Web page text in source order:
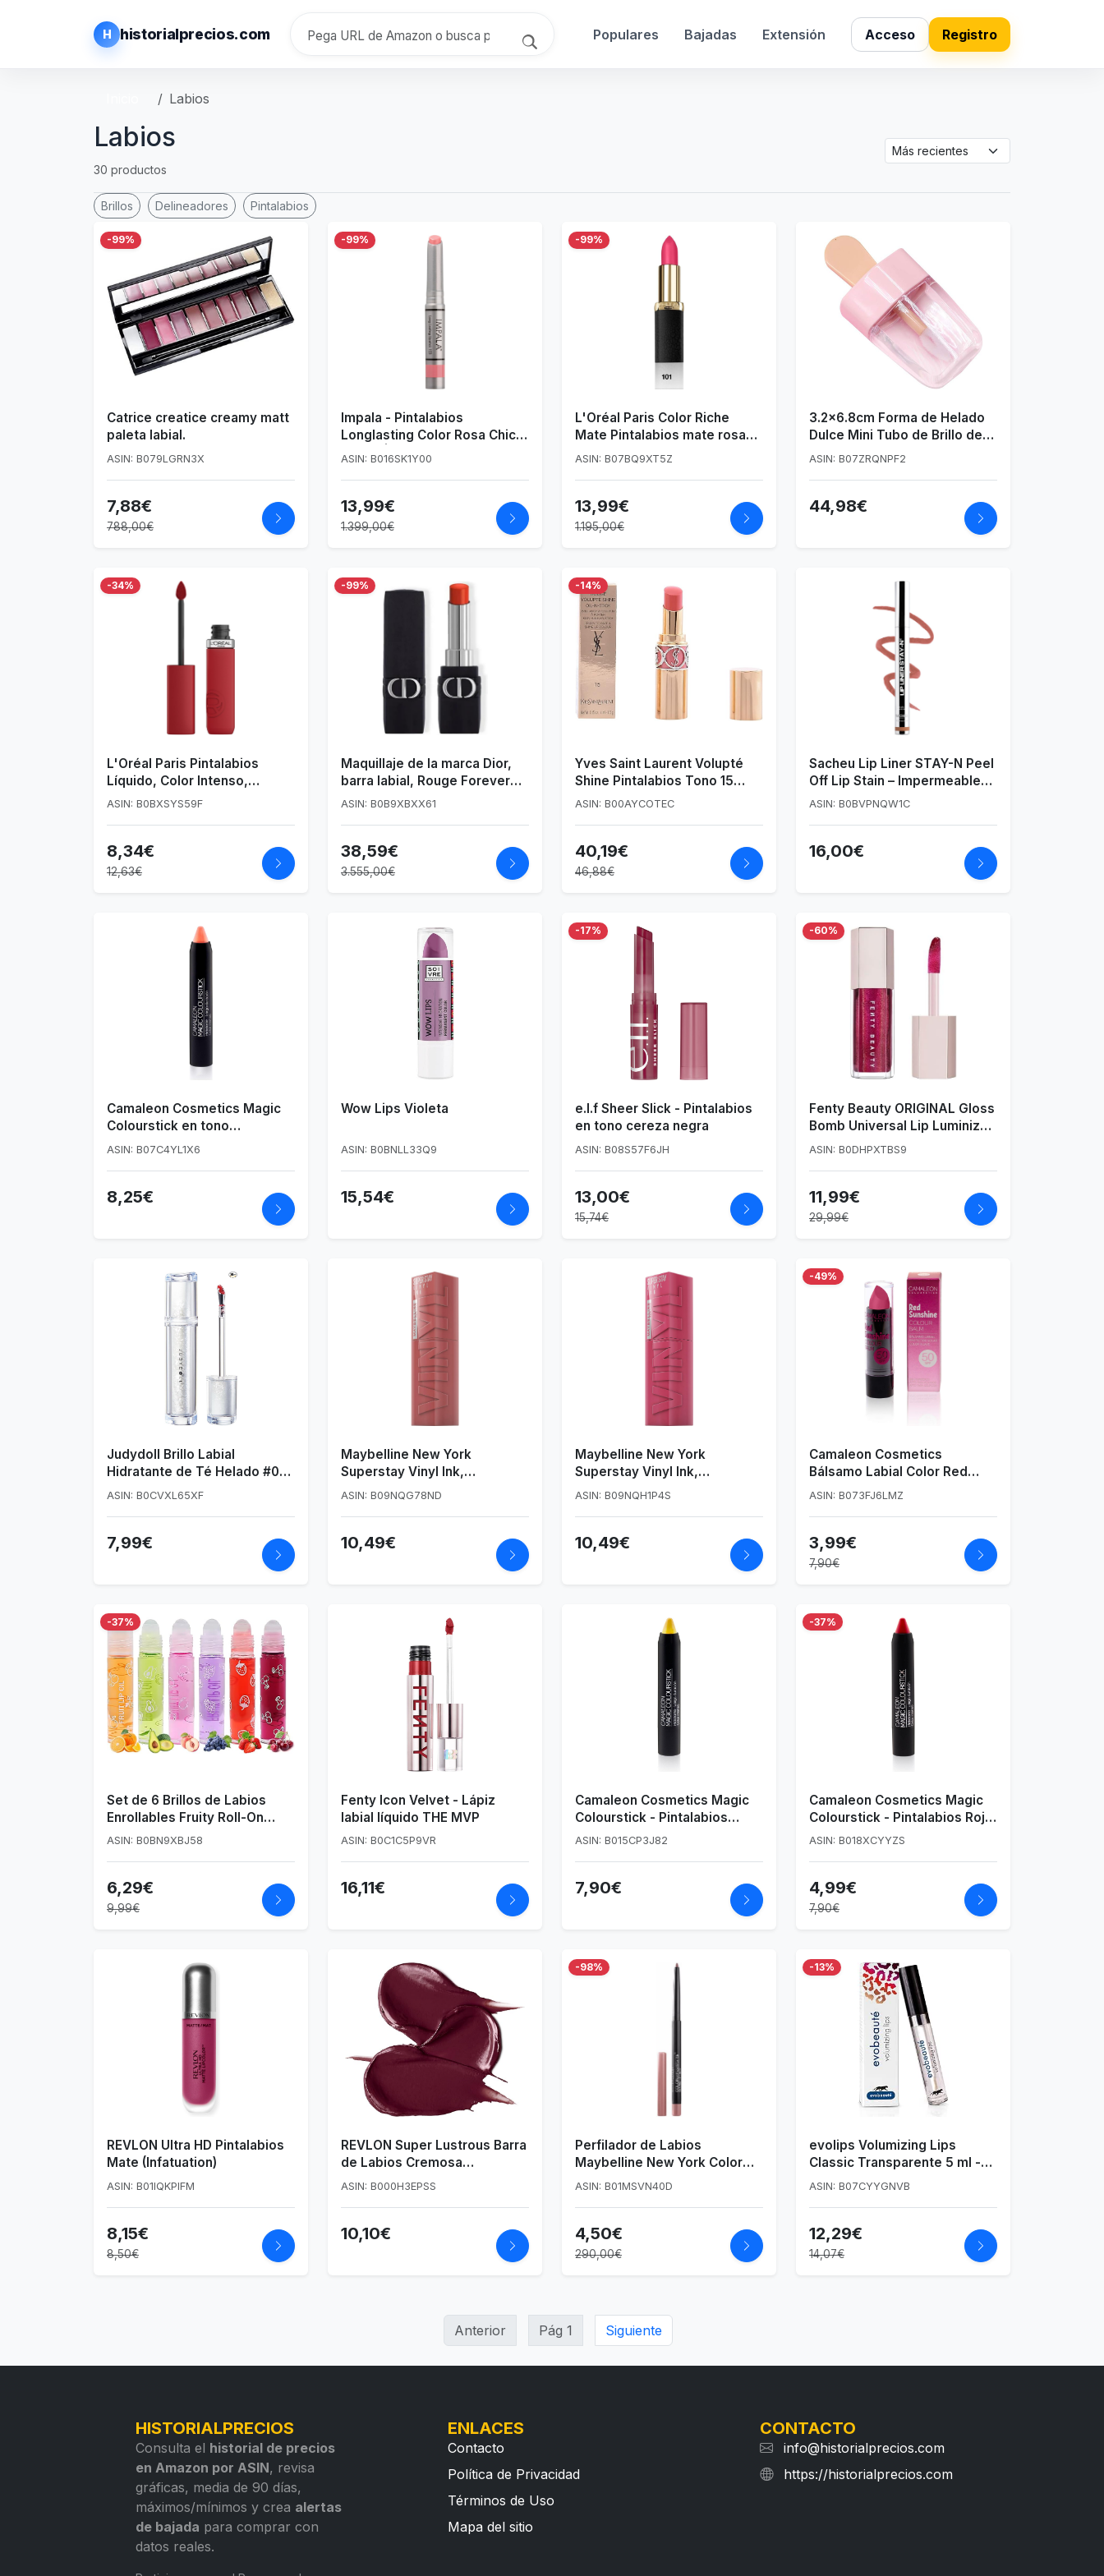
H historialprecios.com Populares Bajadas Extensión Acceso Registro
Labios
Labios
30 productos
Brillos Delineadores Pintalabios
-99%
Catrice creatice creamy matt
paleta labial.
ASIN: B079LGRN3X
7,88€
788,00€
-99%
Impala - Pintalabios
Longlasting Color Rosa Chicle
Nº 123 | Pintalabios
| Labial Hidratante
ASIN: B016SK1Y00
13,99€
1.399,00€
-99%
L'Oréal Paris Color Riche
Mate Pintalabios mate rosa
101 Candy Stiletto
ASIN: B07BQ9XT5Z
13,99€
1.195,00€
3.2x6.8cm Forma de Helado
Dulce Mini Tubo de Brillo de
Labios Contenedor de
Goma Lápiz Labial
ASIN: B07ZRQNPF2
44,98€
-34%
L'Oréal Paris Pintalabios
Líquido, Color Intenso,
Fórmula Mate de Larga
Transferencia, Infaillible
Matte Resistance, Tono: 150
ASIN: B0BXSYS59F
8,34€
12,63€
-99%
Maquillaje de la marca Dior,
barra labial, Rouge Forever
Stick 840
ASIN: B0B9XBXX61
38,59€
3.555,00€
-14%
Yves Saint Laurent Volupté
Shine Pintalabios Tono 15
Corail Intuitive - 4.5 gr
ASIN: B00AYCOTEC
40,19€
46,88€
Sacheu Lip Liner STAY-N Peel
Off Lip Stain – Impermeable
Tinte de Larga Duración,
Maquillaje Labial Stain (p-
ASIN: B0BVPNQW1C
16,00€
Camaleon Cosmetics Magic
Colourstick en tono
Melocotón, 4 gramos
ASIN: B07C4YL1X6
8,25€
Wow Lips Violeta
ASIN: B0BNLL33Q9
15,54€
-17%
e.l.f Sheer Slick - Pintalabios
en tono cereza negra
ASIN: B08S57F6JH
13,00€
15,74€
-60%
Fenty Beauty ORIGINAL Gloss
Bomb Universal Lip Luminizer
- Brillo de labios 9 ml
ASIN: B0DHPXTBS9
11,99€
29,99€
Judydoll Brillo Labial
Hidratante de Té Helado #01
Vibrant
ASIN: B0CVXL65XF
7,99€
Maybelline New York
Superstay Vinyl Ink,
Pintalabios Efecto Vinilo,
ASIN: B09NQG78ND
10,49€
Maybelline New York
Superstay Vinyl Ink,
Pintalabios Efecto Vinilo,
ASIN: B09NQH1P4S
10,49€
-49%
Camaleon Cosmetics
Bálsamo Labial Color Red
Sunshine con SPF50, 4
ASIN: B073FJ6LMZ
3,99€
7,90€
-37%
Set de 6 Brillos de Labios
Enrollables Fruity Roll-On
Hidratantes y Transparentes
ASIN: B0BN9XBJ58
6,29€
9,99€
Fenty Icon Velvet - Lápiz
labial líquido THE MVP
ASIN: B0C1C5P9VR
16,11€
Camaleon Cosmetics Magic
Colourstick - Pintalabios
Amarillo de Larga Duración
ASIN: B015CP3J82
7,90€
-37%
Camaleon Cosmetics Magic
Colourstick - Pintalabios Rojo
de Larga Duración
ASIN: B018XCYYZS
4,99€
7,90€
REVLON Ultra HD Pintalabios
Mate (Infatuation)
ASIN: B01IQKPIFM
8,15€
8,50€
REVLON Super Lustrous Barra
de Labios Cremosa
Hidratante Tono Black Cherry
ASIN: B000H3EPSS
10,10€
-98%
Perfilador de Labios
Maybelline New York Color
Sensational Tono 50 - Dusty
ASIN: B01MSVN40D
4,50€
290,00€
-13%
evolips Volumizing Lips
Classic Transparente 5 ml -
Gloss Hidratante con Efecto
ASIN: B07CYYGNVB
12,29€
14,07€
Anterior Pág 1 Siguiente
HISTORIALPRECIOS
Consulta el historial de precios
en Amazon por ASIN, revisa
gráficas, media de 90 días,
máximos/mínimos y crea alertas
de bajada para comprar con
datos reales.
ENLACES
Contacto
Política de Privacidad
Términos de Uso
Mapa del sitio
CONTACTO
info@historialprecios.com
https://historialprecios.com